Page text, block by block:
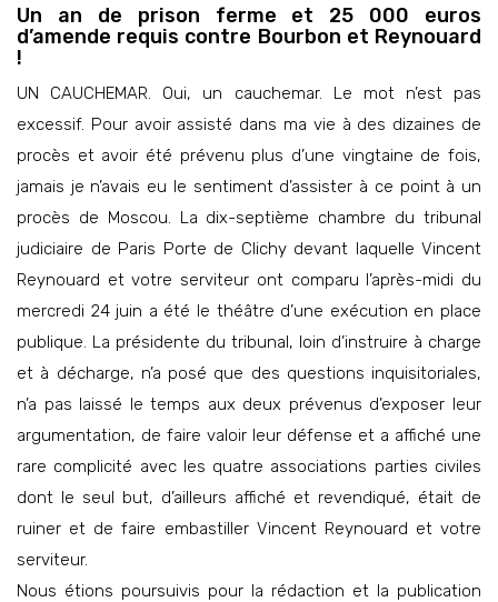
Un an de prison ferme et 25 000 euros
d’amende requis contre Bourbon et Reynouard
!
UN CAUCHEMAR. Oui, un cauchemar. Le mot n’est pas
excessif. Pour avoir assisté dans ma vie à des dizaines de
procès et avoir été prévenu plus d’une vingtaine de fois,
jamais je n’avais eu le sentiment d’assister à ce point à un
procès de Moscou. La dix-septième chambre du tribunal
judiciaire de Paris Porte de Clichy devant laquelle Vincent
Reynouard et votre serviteur ont comparu l’après-midi du
mercredi 24 juin a été le théâtre d’une exécution en place
publique. La présidente du tribunal, loin d’instruire à charge
et à décharge, n’a posé que des questions inquisitoriales,
n’a pas laissé le temps aux deux prévenus d’exposer leur
argumentation, de faire valoir leur défense et a affiché une
rare complicité avec les quatre associations parties civiles
dont le seul but, d’ailleurs affiché et revendiqué, était de
ruiner et de faire embastiller Vincent Reynouard et votre
serviteur.
Nous étions poursuivis pour la rédaction et la publication